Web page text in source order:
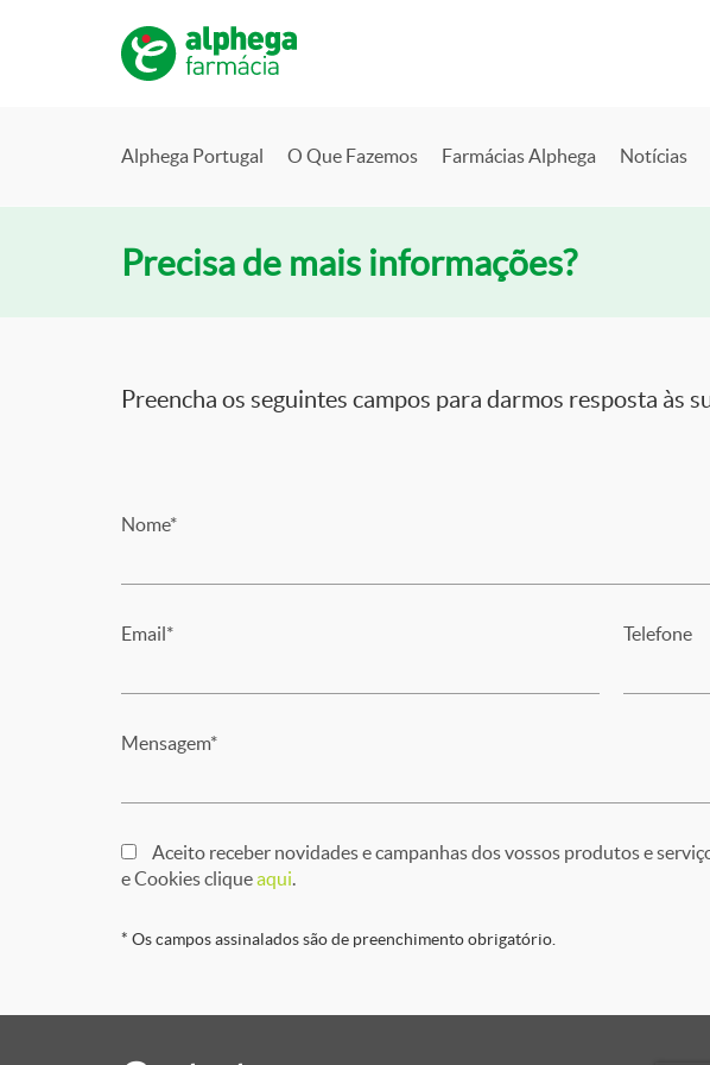
Alphega Portugal O Que Fazemos Farmácias Alphega Notícias
Precisa de mais informações?
Preencha os seguintes campos para darmos resposta às
Nome*
Email* Telefone
Mensagem*
Aceito receber novidades e campanhas dos vossos produtos e
e Cookies cliqueaqui.
* Os campos assinalados são de preenchimento obrigatório.